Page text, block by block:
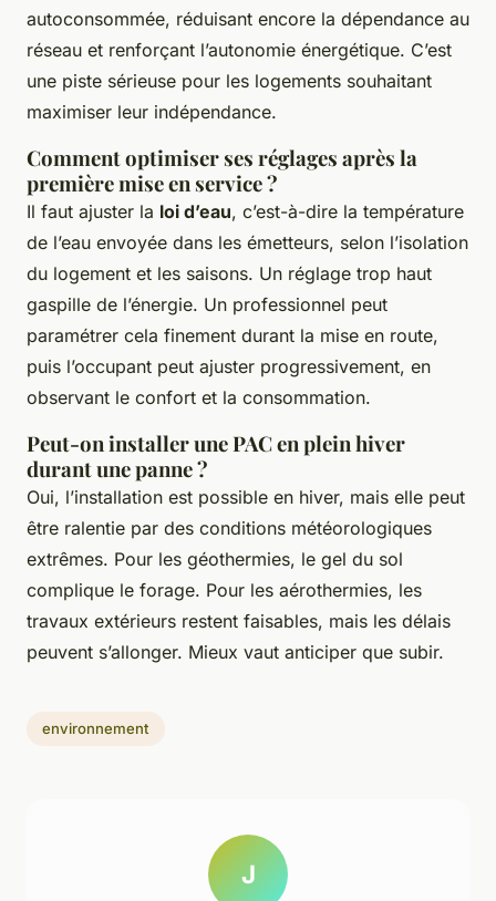
autoconsommée, réduisant encore la dépendance au
réseau et renforçant l’autonomie énergétique. C’est
une piste sérieuse pour les logements souhaitant
maximiser leur indépendance.
Comment optimiser ses réglages après la
première mise en service ?
Il faut ajuster la loi d’eau, c’est-à-dire la température
de l’eau envoyée dans les émetteurs, selon l’isolation
du logement et les saisons. Un réglage trop haut
gaspille de l’énergie. Un professionnel peut
paramétrer cela finement durant la mise en route,
puis l’occupant peut ajuster progressivement, en
observant le confort et la consommation.
Peut-on installer une PAC en plein hiver
durant une panne ?
Oui, l’installation est possible en hiver, mais elle peut
être ralentie par des conditions météorologiques
extrêmes. Pour les géothermies, le gel du sol
complique le forage. Pour les aérothermies, les
travaux extérieurs restent faisables, mais les délais
peuvent s’allonger. Mieux vaut anticiper que subir.
environnement
J